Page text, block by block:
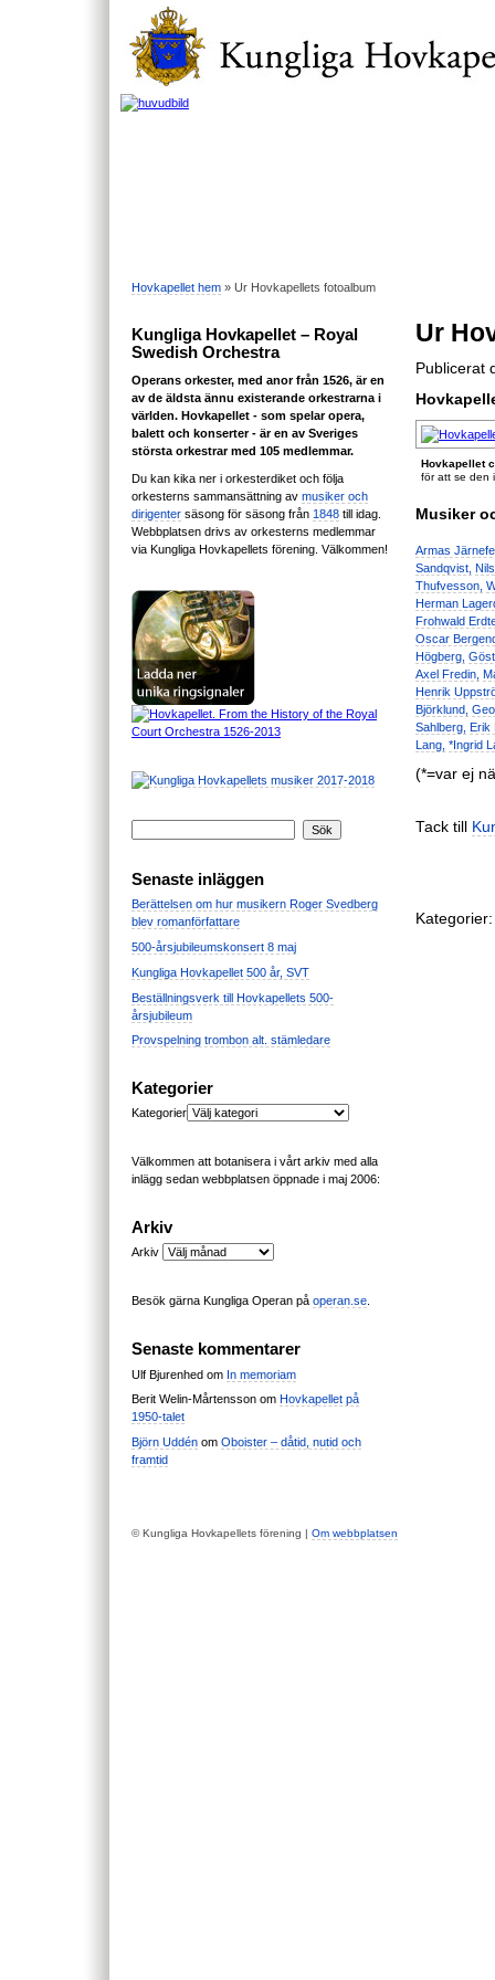
Hovkapellet hem » Ur Hovkapellets fotoalbum
Kungliga Hovkapellet – Royal
Swedish Orchestra
Operans orkester, med anor från 1526, är en
av de äldsta ännu existerande orkestrarna i
världen. Hovkapellet - som spelar opera,
balett och konserter - är en av Sveriges
största orkestrar med 105 medlemmar.
Du kan kika ner i orkesterdiket och följa
orkesterns sammansättning av musiker och
dirigenter säsong för säsong från 1848 till idag.
Webbplatsen drivs av orkesterns medlemmar
via Kungliga Hovkapellets förening. Välkommen!
Senaste inläggen
Berättelsen om hur musikern Roger Svedberg
blev romanförfattare
500-årsjubileumskonsert 8 maj
Kungliga Hovkapellet 500 år, SVT
Beställningsverk till Hovkapellets 500-
årsjubileum
Provspelning trombon alt. stämledare
Kategorier
Kategorier
Välkommen att botanisera i vårt arkiv med alla
inlägg sedan webbplatsen öppnade i maj 2006:
Arkiv
Arkiv
Besök gärna Kungliga Operan på operan.se
Senaste kommentarer
Ulf Bjurenhed om In memoriam
Berit Welin-Mårtensson om Hovkapellet på
1950-talet
Björn Uddén om Oboister – dåtid, nutid och
framtid
Ur
Publicerat
Hovkapellet
för att se den
Musiker
Armas
Sandqvist,
Thufvesson,
Herman
Frohwald
Oscar
Högberg,
Axel Fredin,
Henrik
Björklund,
Sahlberg, Erik
Lang, *Ingrid
(*=var ej
Tack till
Kategorier:
© Kungliga Hovkapellets förening | Om webbplatsen